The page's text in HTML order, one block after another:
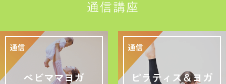
通信講座
ベビママヨガ
ピラティス＆ヨガ